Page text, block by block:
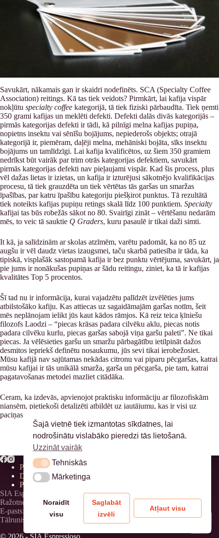
Savukārt, nākamais gan ir skaidri nodefinēts. SCA (Specialty Coffee
Association) reitings. Kā tas tiek veidots? Pirmkārt, lai kafija vispār
nokļūtu specialty coffee kategorijā, tā tiek fiziski pārbaudīta. Tiek ņemti
350 grami kafijas un meklēti defekti. Defekti dalās divās kategorijās –
pirmās kategorijas defekti ir tādi, kā pilnīgi melna kafijas pupiņa,
nopietns insektu vai sēnīšu bojājums, nepiederošs objekts; otrajā
kategorijā ir, piemēram, daļēji melna, mehāniski bojāta, sīks insektu
bojājums un tamlīdzīgi. Lai kafija kvalificētos, uz šiem 350 gramiem
nedrīkst būt vairāk par trim otrās kategorijas defektiem, savukārt
pirmās kategorijas defekti nav pieļaujami vispār. Kad šis process, plus
vēl dažas lietas ir izietas, un kafija ir izturējusi sākotnējo kvalifikācijas
procesu, tā tiek grauzdēta un tiek vērtētas tās garšas un smaržas
īpašības, par katru īpašību kategoriju piešķirot punktus. Tā rezultātā
tiek noteikts kafijas pupiņu retings skalā līdz 100 punktiem. Specialty
kafijai tas būs robežās sākot no 80. Svairīgi zināt – vērtēšanu nedarām
mēs, to veic tā sauktie Q Graders, kuru pasaulē ir tikai daži simti.
It kā, ja salīdzinām ar skolas atzīmēm, varētu padomāt, ka no 85 uz
augšu ir vēl daudz vietas izaugsmei, taču skarbā patiesība ir tāda, ka
tipiskā, visplašāk sastopamā kafija ir bez punktu vērtējuma, savukārt, ja
pie jums ir nonākušas pupiņas ar šādu reitingu, ziniet, ka tā ir kafijas
kvalitātes Top 5 procentos.
Šī tad nu ir informācija, kurai vajadzētu palīdzēt izvēlēties jums
atbilstošāko kafiju. Kas attiecas uz sagaidāmajām garšas notīm, šeit
mēs neplānojam ielikt jūs kaut kādos rāmjos. Kā reiz teica ķīniešu
filozofs Laodzi – “piecas krāsas padara cilvēku aklu, piecas notis
padara cilvēku kurlu, piecas garšas sabojā viņa garšu paleti”. Ne tikai
piecas. Ja vēlēsieties garšu un smaržu pārbagātību ietilpināt dažos
desmitos iepriekš definētu nosaukumu, jūs sevi tikai ierobežosiet.
Mūsu kafijā nav sajūtamas nekādas citronu vai piparu pēcgaršas, katrai
mūsu kafijai ir tās unikālā smarža, garša un pēcgarša, pie tam, katrai
pagatavošanas metodei mazliet citādāka.
Ceram, ka izdevās, apvienojot praktisku informāciju ar filozofiskām
niansēm, pietiekoši detalizēti atbildēt uz jautājumu, kas ir visi uz
paciņas minētie mūsu kafijas parametri. Tālāk atliek tikai baudīt!
Privātuma politika
Distances līgums
Piegāde
SIA Espressioso, 40203311177
Ražotnes adrese: Birznieku iela 8, Birznieki, Ādažu novads
E-pasts: info@brantcoffee.com
Tālrunis: +371 28621846
© 2026 - SIA Espressioso
Šajā vietnē tiek izmantotas sīkdatnes, lai
nodrošinātu vislabāko pieredzi tās lietošanā.
Uzzināt vairāk
TehniskāsTehniskās
MārketingaMārketinga
Noraidīt
visu
Saglabāt
izvēli
Atļaut visu